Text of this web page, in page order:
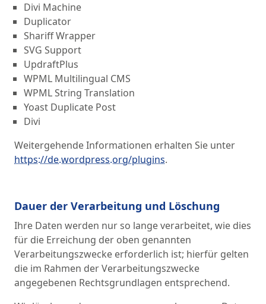
Divi Machine
Duplicator
Shariff Wrapper
SVG Support
UpdraftPlus
WPML Multilingual CMS
WPML String Translation
Yoast Duplicate Post
Divi
Weitergehende Informationen erhalten Sie unter
https://de.wordpress.org/plugins.
Dauer der Verarbeitung und Löschung
Ihre Daten werden nur so lange verarbeitet, wie dies
für die Erreichung der oben genannten
Verarbeitungszwecke erforderlich ist; hierfür gelten
die im Rahmen der Verarbeitungszwecke
angegebenen Rechtsgrundlagen entsprechend.